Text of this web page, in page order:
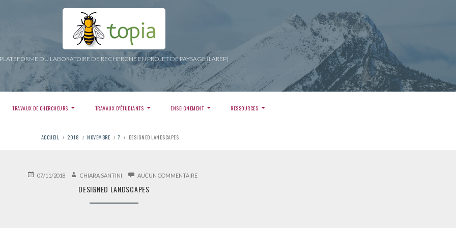
PLATEFORME DU LABORATOIRE DE RECHERCHE EN PROJET DE PAYSAGE (LAREP)
TRAVAUX DE CHERCHEURS TRAVAUX D’ÉTUDIANTS ENSEIGNEMENT RESSOURCES
ACCUEIL 2018 NOVEMBRE 7 DESIGNED LANDSCAPES
PUBLIÉ07/11/2018 AUTEUR
CHIARA SANTINI AUCUN COMMENTAIRESUR
DESIGNED LANDSCAPES